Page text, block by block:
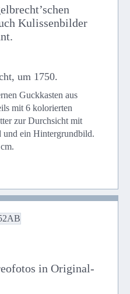
Kulissenbilder
um 1750.
Guckkasten aus
mit 6 kolorierten
zur Durchsicht mit
und ein Hintergrundbild.
in Original-